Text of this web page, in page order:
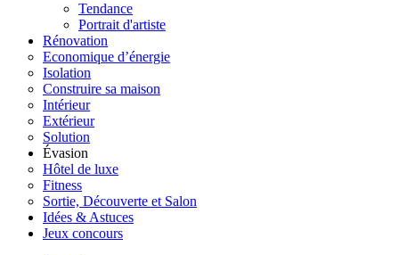
Tendance
Portrait d'artiste
Rénovation
Economique d’énergie
Isolation
Construire sa maison
Intérieur
Extérieur
Solution
Évasion
Hôtel de luxe
Fitness
Sortie, Découverte et Salon
Idées & Astuces
Jeux concours